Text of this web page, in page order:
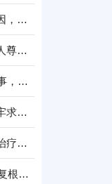
没有突如其来的肿瘤！这些可控致癌诱因，越早知道越安全
医养结合照护关键：守住失能半失能老人尊严防线
肿瘤介入术后护理别大意！做好这 4 件事，助肿瘤患者顺利康复
重症生命庇护所：医院 ICU，用责任筑牢求生防线！
微创介入创佳绩！海外淋巴瘤患者精准治疗后顺利康复
远离手指卡顿疼痛，针刀微创 + 科学康复根治腱鞘炎